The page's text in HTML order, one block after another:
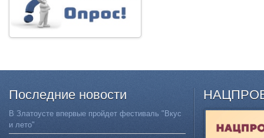
Последние новости
В Златоусте впервые пройдет фестиваль "Вкус
и лето"